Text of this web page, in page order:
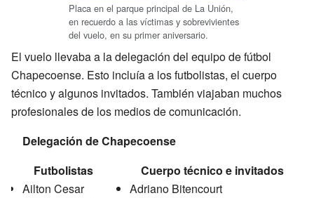
Placa en el parque principal de La Unión,
en recuerdo a las víctimas y sobrevivientes
del vuelo, en su primer aniversario.
El vuelo llevaba a la delegación del equipo de fútbol
Chapecoense. Esto incluía a los futbolistas, el cuerpo
técnico y algunos invitados. También viajaban muchos
profesionales de los medios de comunicación.
Delegación de Chapecoense
Futbolistas
Ailton Cesar
Cuerpo técnico e invitados
Adriano Bitencourt